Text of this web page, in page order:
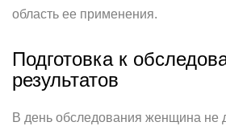
область ее применения.
Подготовка к
результатов
В день обследования женщина не